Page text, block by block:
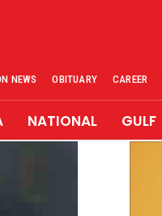
NEWS OBITUARY CAREER
NATIONAL GULF